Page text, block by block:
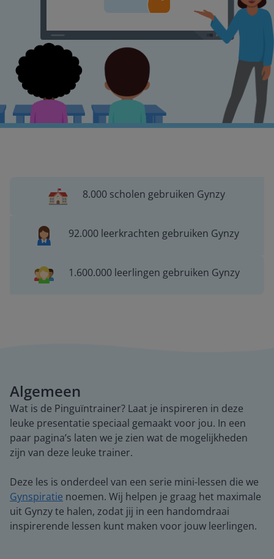
8.000 scholen gebruiken Gynzy
92.000 leerkrachten gebruiken Gynzy
1.600.000 leerlingen gebruiken Gynzy
Algemeen
Wat is de Pinguïntrainer? Laat je inspireren in deze
leuke presentatie speciaal gemaakt voor jou. In een
paar pagina’s laten we je zien wat de mogelijkheden
zijn van deze leuke trainer.
Deze les is onderdeel van een serie mini-lessen die we
Gynspiratie noemen. Wij helpen je graag het maximale
uit Gynzy te halen, zodat jij in een handomdraai
inspirerende lessen kunt maken voor jouw leerlingen.